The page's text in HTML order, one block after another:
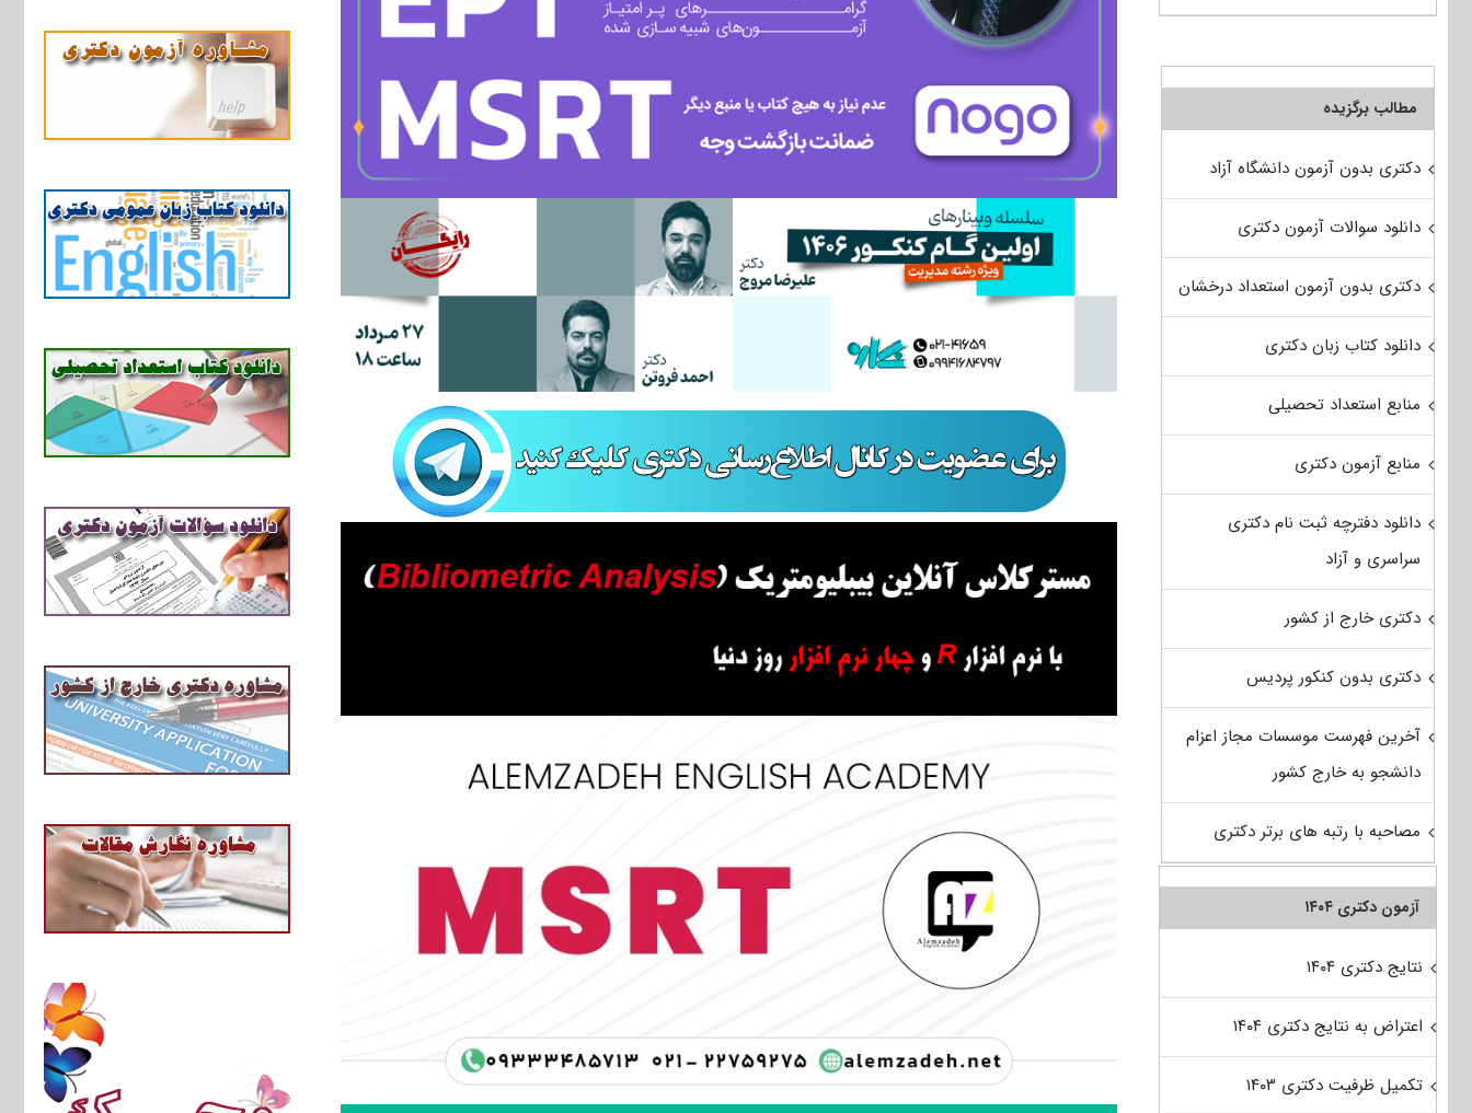
مطالب برگزیده
دکتری بدون آزمون دانشگاه آزاد
دانلود سوالات آزمون دکتری
دکتری بدون آزمون استعداد درخشان
دانلود کتاب زبان دکتری
منابع استعداد تحصیلی
منابع آزمون دکتری
دانلود دفترچه ثبت نام دکتری
سراسری و آزاد
دکتری خارج از کشور
دکتری بدون کنکور پردیس
آخرین فهرست موسسات مجاز اعزام
دانشجو به خارج کشور
مصاحبه با رتبه های برتر دکتری
آزمون دکتری ۱۴۰۴
نتایج دکتری ۱۴۰۴
اعتراض به نتایج دکتری ۱۴۰۴
تکمیل ظرفیت دکتری ۱۴۰۳